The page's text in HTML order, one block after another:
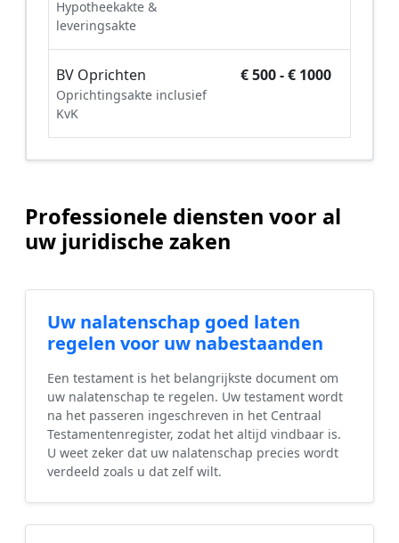
Hypotheekakte &
leveringsakte
BV Oprichten
Oprichtingsakte inclusief
KvK
€ 500 - € 1000
Professionele diensten voor al
uw juridische zaken
Uw nalatenschap goed laten
regelen voor uw nabestaanden
Een testament is het belangrijkste document om
uw nalatenschap te regelen. Uw testament wordt
na het passeren ingeschreven in het Centraal
Testamentenregister, zodat het altijd vindbaar is.
U weet zeker dat uw nalatenschap precies wordt
verdeeld zoals u dat zelf wilt.